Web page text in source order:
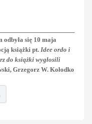
się 10 maja
książki pt. Idee ordo i
do książki wygłosili
Grzegorz W. Kołodko